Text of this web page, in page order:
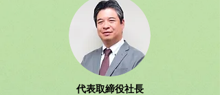
代表取締役社長